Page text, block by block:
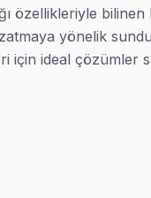
özellikleriyle
yönelik
için ideal çözümler